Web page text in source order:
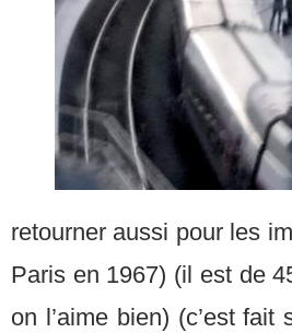
retourner aussi pour les
Paris en 1967) (il est de
on l’aime bien) (c’est